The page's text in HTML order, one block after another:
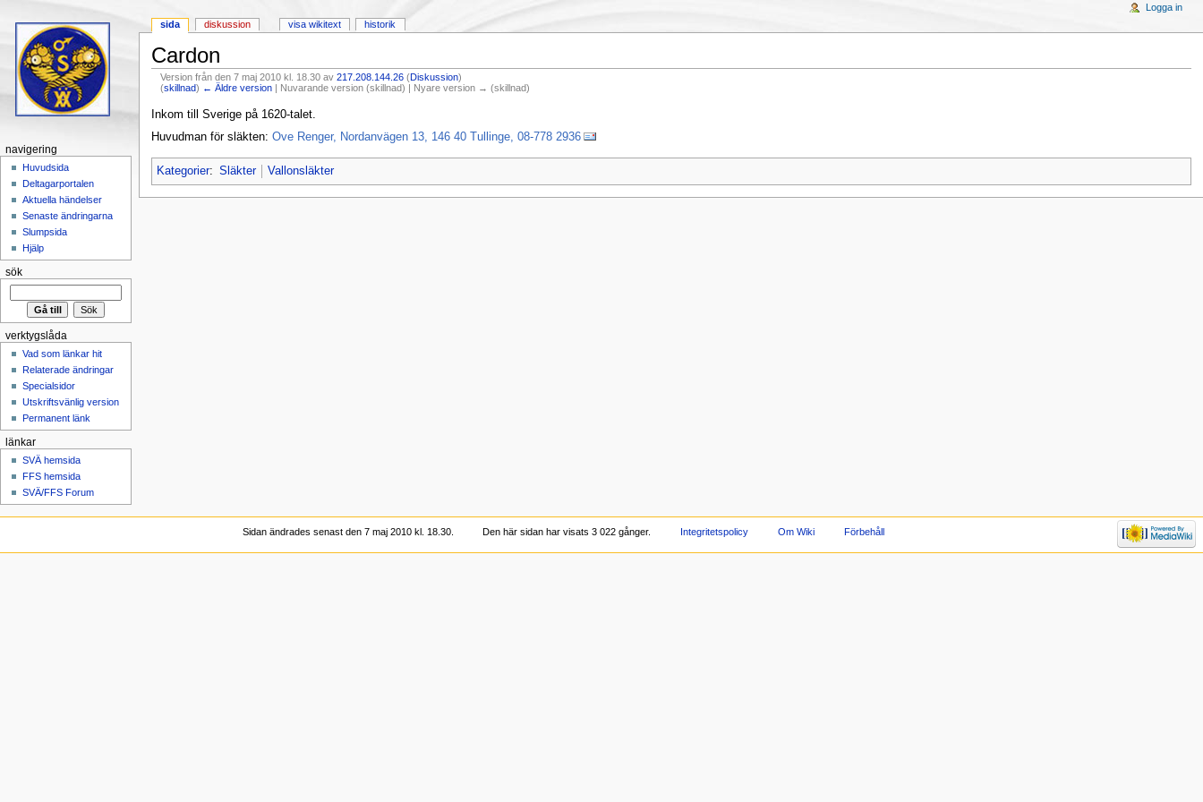
Cardon
Version från den 7 maj 2010 kl. 18.30 av217.208.144.26 (Diskussion)
(skillnad) ← Äldre version | Nuvarande version (skillnad) | Nyare version → (skillnad)
Inkom till Sverige på 1620-talet.
Huvudman för släkten: Ove Renger, Nordanvägen 13, 146 40 Tullinge, 08-778 2936
Kategorier: Släkter Vallonsläkter
sida diskussion visa wikitext historik
Logga in
navigering
Huvudsida
Deltagarportalen
Aktuella händelser
Senaste ändringarna
Slumpsida
Hjälp
sök
verktygslåda
Vad som länkar hit
Relaterade ändringar
Specialsidor
Utskriftsvänlig version
Permanent länk
länkar
SVÄ hemsida
FFS hemsida
SVÄ/FFS Forum
Sidan ändrades senast den 7 maj 2010 kl. 18.30. Den här sidan har visats 3 022 gånger. Integritetspolicy Om Wiki Förbehåll